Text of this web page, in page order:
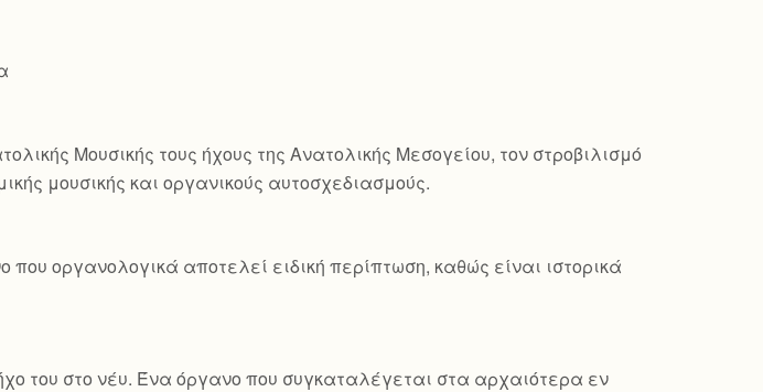
Μουσικής τους ήχους της Ανατολικής Μεσογείου, τον στροβιλισμό
μουσικής και οργανικούς αυτοσχεδιασμούς.
οργανολογικά αποτελεί ειδική περίπτωση, καθώς είναι ιστορικά
του στο νέυ. Ένα όργανο που συγκαταλέγεται στα αρχαιότερα εν